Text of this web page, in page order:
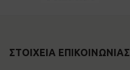
ΣΤΟΙΧΕΊΑ ΕΠΙΚΟΙΝΩΝΊΑΣ